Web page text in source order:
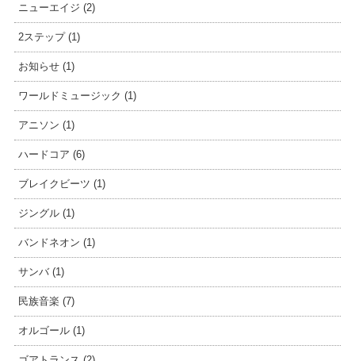
ニューエイジ (2)
2ステップ (1)
お知らせ (1)
ワールドミュージック (1)
アニソン (1)
ハードコア (6)
ブレイクビーツ (1)
ジングル (1)
バンドネオン (1)
サンバ (1)
民族音楽 (7)
オルゴール (1)